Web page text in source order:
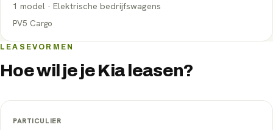
1 model · Elektrische bedrijfswagens
PV5 Cargo
LEASEVORMEN
Hoe wil je jeKialeasen?
PARTICULIER